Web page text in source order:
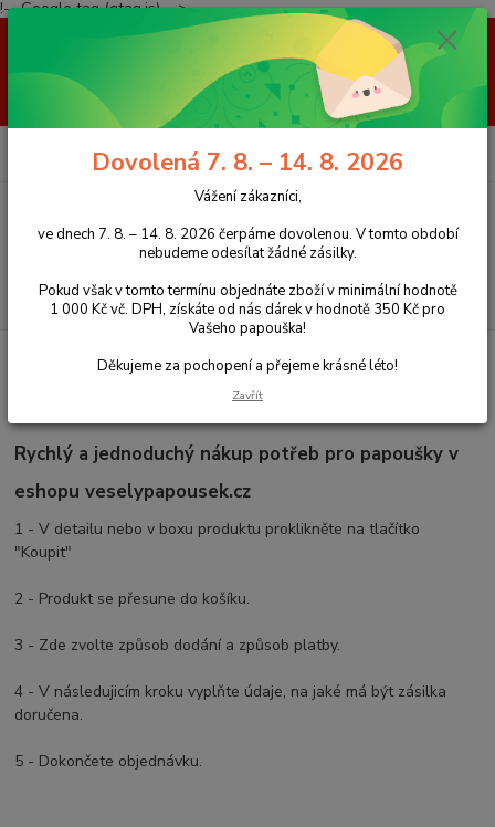
!-- Google tag (gtag.js) -->
Vážení zákazníci, ve dnech 7. 8. – 14. 8. 2026 čerpáme dovolenou. V
tomto období nebudeme odesílat žádné zásilky. Pokud však v tomto
termínu objednáte zboží v minimální hodnotě 1 000 Kč vč. DPH, získáte
od nás dárek v hodnotě 350 Kč pro Vašeho papouška! Děkujeme za
pochopení a přejeme krásné léto!
Menu
CZK
Hledat
(Po-Pá, 8-16 hod.)
Rychlý a jednoduchý nákup potřeb pro papoušky v
eshopu veselypapousek.cz
1 - V detailu nebo v boxu produktu proklikněte na tlačítko
"Koupit"
2 - Produkt se přesune do košíku.
3 - Zde zvolte způsob dodání a způsob platby.
4 - V následujicím kroku vyplňte údaje, na jaké má být zásilka
doručena.
5 - Dokončete objednávku.
Dovolená 7. 8. – 14. 8. 2026
Vážení zákazníci,
ve dnech 7. 8. – 14. 8. 2026 čerpáme dovolenou. V tomto období
nebudeme odesílat žádné zásilky.
Pokud však v tomto termínu objednáte zboží v minimální hodnotě
1 000 Kč vč. DPH, získáte od nás dárek v hodnotě 350 Kč pro
Vašeho papouška!
Děkujeme za pochopení a přejeme krásné léto!
Zavřít